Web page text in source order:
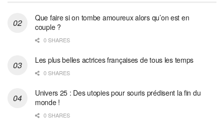
Que faire si on tombe amoureux alors qu’on est en
couple ?
0 SHARES
Les plus belles actrices françaises de tous les temps
0 SHARES
Univers 25 : Des utopies pour souris prédisent la fin du
monde !
0 SHARES